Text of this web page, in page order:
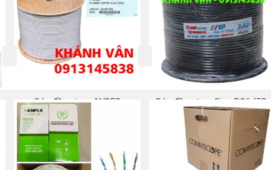
NEW-Cáp mạng Commscope
Cat 5e chống nhiễu (STP)
Mua ngay
Bộ số/chữ/ Vòng đánh số dây
mạng cao su CAT5E CAT6
Mua ngay
Cáp đồng trục ANDES
Mua ngay
Cáp đồng trục Sino RG6 (5C-
FB)
Mua ngay